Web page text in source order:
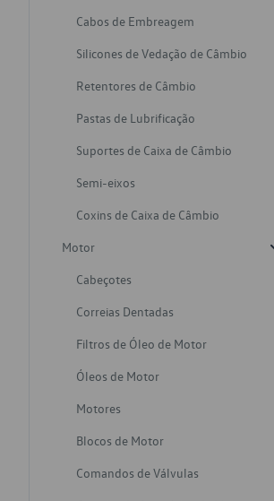
Cabos de Embreagem
Silicones de Vedação de Câmbio
Retentores de Câmbio
Pastas de Lubrificação
Suportes de Caixa de Câmbio
Semi-eixos
Coxins de Caixa de Câmbio
Motor
Cabeçotes
Correias Dentadas
Filtros de Óleo de Motor
Óleos de Motor
Motores
Blocos de Motor
Comandos de Válvulas